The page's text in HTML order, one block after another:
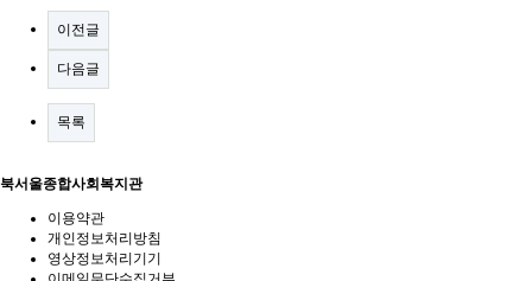
이전글
다음글
목록
북서울종합사회복지관
이용약관
개인정보처리방침
영상정보처리기기